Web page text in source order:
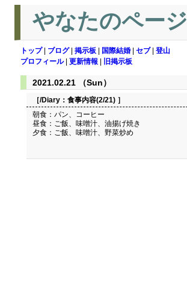
やなたのページ
トップ| ブログ| 掲示板 国際結婚 セブ| 登山
プロフィール| 更新情報 旧掲示板
2021.02.21 （Sun）
［/Diary： 食事内容(2/21) ］
朝食：パン、コーヒー
昼食：ご飯、味噌汁、油揚げ焼き
夕食：ご飯、味噌汁、野菜炒め